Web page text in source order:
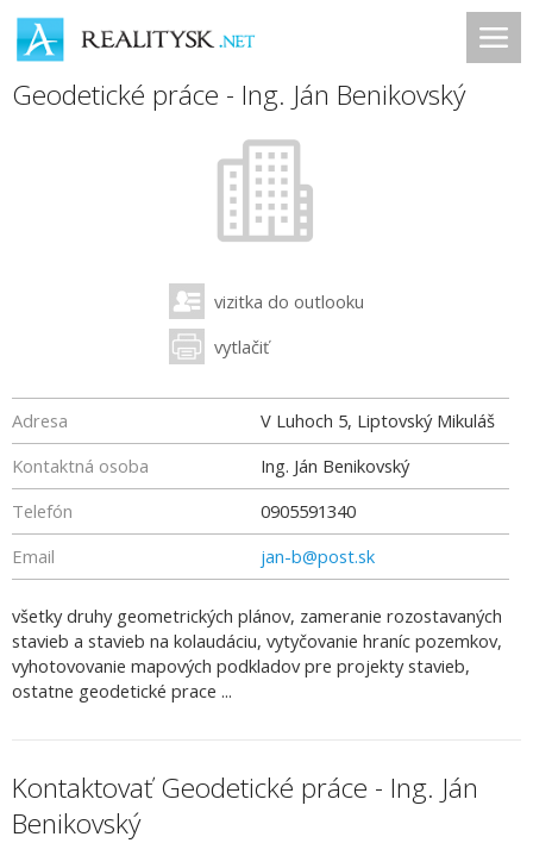
Geodetické práce - Ing. Ján Benikovský
vizitka do outlooku
vytlačiť
Adresa
V Luhoch 5, Liptovský Mikuláš
Kontaktná osoba
Ing. Ján Benikovský
Telefón
0905591340
Email
jan-b@post.sk
všetky druhy geometrických plánov, zameranie rozostavaných
stavieb a stavieb na kolaudáciu, vytyčovanie hraníc pozemkov,
vyhotovovanie mapových podkladov pre projekty stavieb,
ostatne geodetické prace ...
Kontaktovať Geodetické práce - Ing. Ján
Benikovský